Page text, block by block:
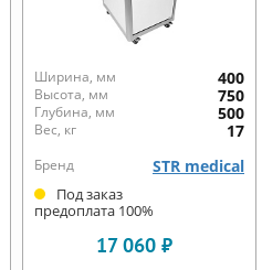
Ширина, мм 400
Высота, мм 750
Глубина, мм 500
Вес, кг 17
Бренд STR medical
Под заказ
предоплата 100%
17 060 ₽